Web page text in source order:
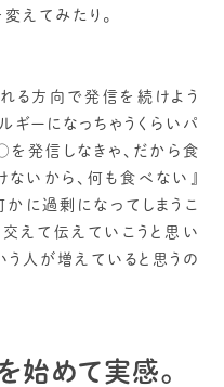
えてみたり。
る方向で発信を続けよう
ギーになっちゃうくらいパ
発信しなきゃ、だから食
ないから、何も食べない』
かに過剰になってしまうこ
えて伝えていこうと思い
う人が増えていると思うの
始めて実感。